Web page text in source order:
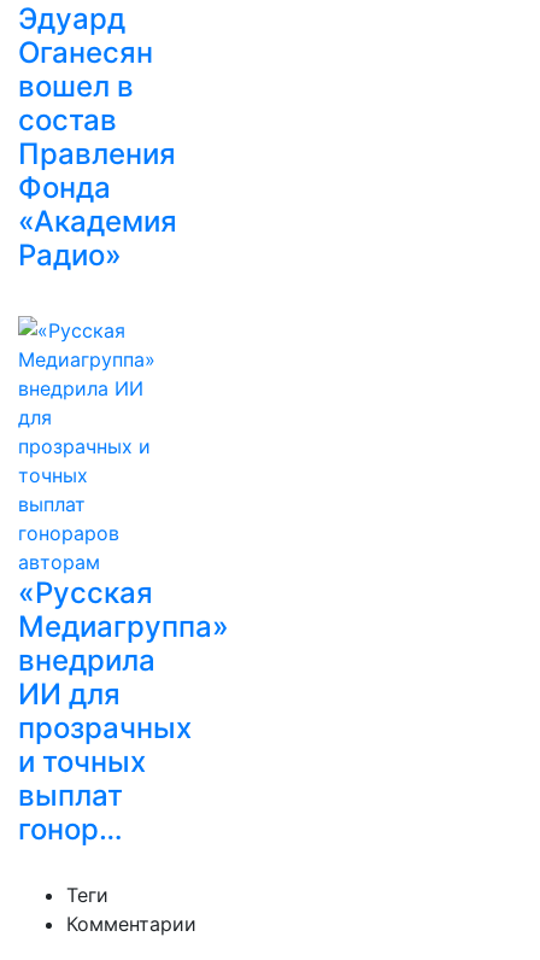
Эдуард
Оганесян
вошел в
состав
Правления
Фонда
«Академия
Радио»
«Русская
Медиагруппа»
внедрила
ИИ для
прозрачных
и точных
выплат
гонор…
Теги
Комментарии